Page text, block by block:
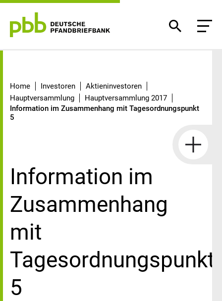
Home Investoren
Aktieninvestoren
Hauptversammlung
Hauptversammlung 2017
Information im Zusammenhang mit Tagesordnungspunkt
5
Information im
Zusammenhang
mit
Tagesordnungspunkt
5